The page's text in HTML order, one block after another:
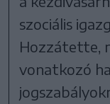
szociális
Hozzátette,
vonatkozó